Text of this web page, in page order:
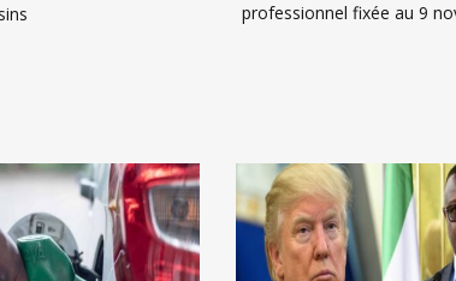
professionnel fixée au 9